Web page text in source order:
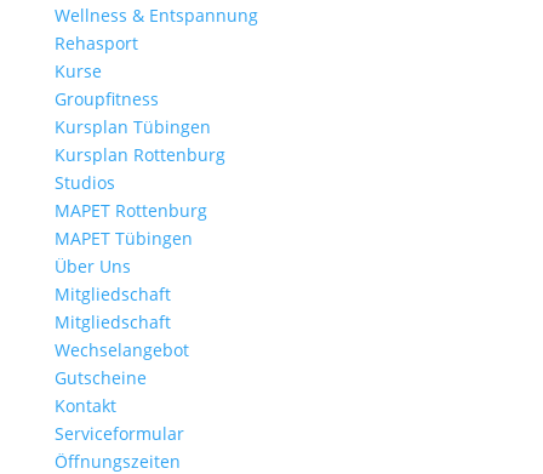
Wellness & Entspannung
Rehasport
Kurse
Groupfitness
Kursplan Tübingen
Kursplan Rottenburg
Studios
MAPET Rottenburg
MAPET Tübingen
Über Uns
Mitgliedschaft
Mitgliedschaft
Wechselangebot
Gutscheine
Kontakt
Serviceformular
Öffnungszeiten